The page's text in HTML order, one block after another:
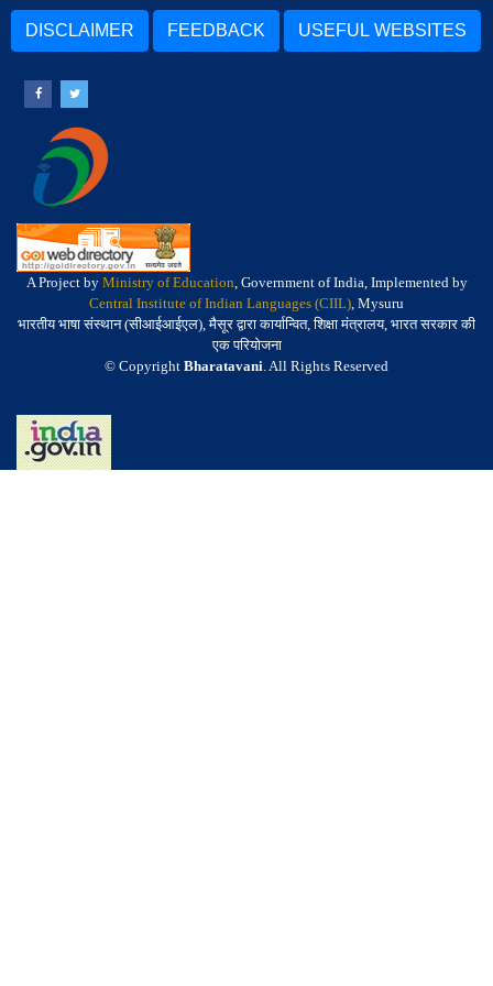
DISCLAIMER FEEDBACK USEFUL WEBSITES
A Project by Ministry of Education, Government of India, Implemented by
Central Institute of Indian Languages (CIIL), Mysuru
भारतीय भाषा संस्थान (सीआईआईएल), मैसूर द्वारा कार्यान्वित, शिक्षा मंत्रालय, भारत सरकार की
एक परियोजना
© Copyright Bharatavani. All Rights Reserved